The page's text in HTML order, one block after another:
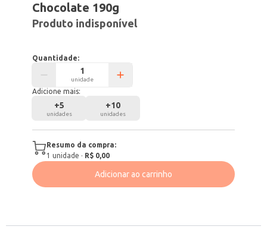
Chocolate 190g
Produto indisponível
Quantidade:
unidade
Adicione mais:
+5
unidades
+10
unidades
Resumo da compra:
1 unidade · R$ 0,00
Adicionar ao carrinho